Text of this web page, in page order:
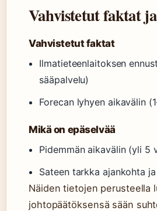
Vahvistetut faktat
Vahvistetut faktat
Ilmatieteenlaitoksen
sääpalvelu)
Forecan lyhyen aikavälin
Mikä on epäselvää
Pidemmän aikavälin (yli 5
Sateen tarkka ajankohta
Näiden tietojen perusteella
johtopäätöksensä sään